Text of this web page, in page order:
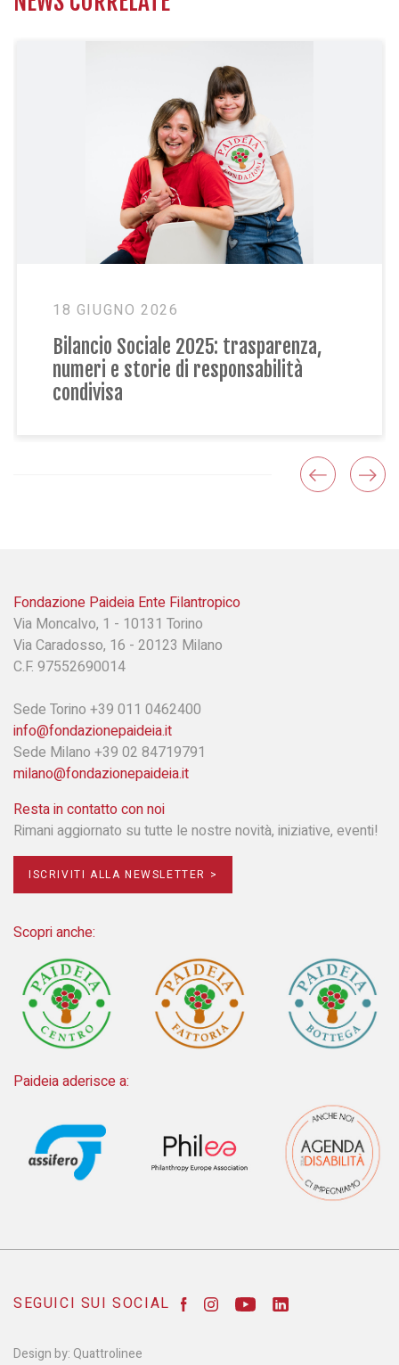
18 GIUGNO 2026
Bilancio Sociale 2025: trasparenza,
numeri e storie di responsabilità
condivisa
Fondazione Paideia Ente Filantropico
Via Moncalvo, 1 - 10131 Torino
Via Caradosso, 16 - 20123 Milano
C.F. 97552690014
Sede Torino +39 011 0462400
info@fondazionepaideia.it
Sede Milano +39 02 84719791
milano@fondazionepaideia.it
Resta in contatto con noi
Rimani aggiornato su tutte le nostre novità, iniziative, eventi!
ISCRIVITI ALLA NEWSLETTER >
Scopri anche:
Paideia aderisce a:
SEGUICI SUI SOCIAL
Design by: Quattrolinee